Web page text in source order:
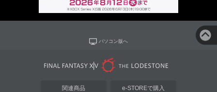
パソコン版へ
関連商品 e-STOREで購入